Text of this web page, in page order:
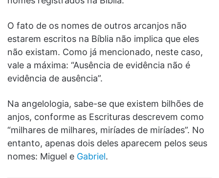
O fato de os nomes de outros arcanjos não
estarem escritos na Bíblia não implica que eles
não existam. Como já mencionado, neste caso,
vale a máxima: “Ausência de evidência não é
evidência de ausência”.
Na angelologia, sabe-se que existem bilhões de
anjos, conforme as Escrituras descrevem como
“milhares de milhares, miríades de miríades”. No
entanto, apenas dois deles aparecem pelos seus
nomes: Miguel e Gabriel.